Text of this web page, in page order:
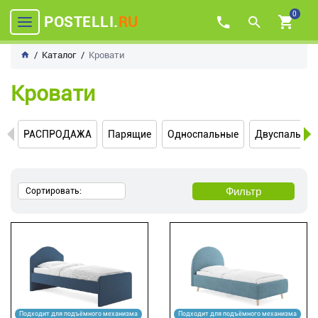
POSTELLI.RU 0
Каталог Кровати
Кровати
РАСПРОДАЖА Парящие Односпальные
Сортировать: Фильтр
Подходит для подъёмного механизма Подходит для подъёмного механизма